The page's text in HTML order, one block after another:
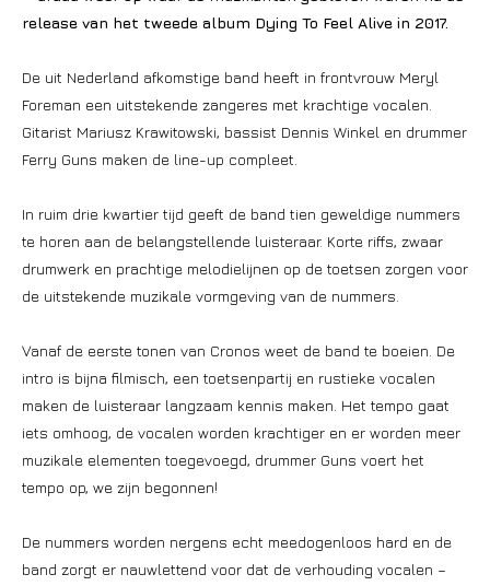
release van het tweede album Dying To Feel Alive in 2017.
De uit Nederland afkomstige band heeft in frontvrouw Meryl
Foreman een uitstekende zangeres met krachtige vocalen.
Gitarist Mariusz Krawitowski, bassist Dennis Winkel en drummer
Ferry Guns maken de line-up compleet.
In ruim drie kwartier tijd geeft de band tien geweldige nummers
te horen aan de belangstellende luisteraar. Korte riffs, zwaar
drumwerk en prachtige melodielijnen op de toetsen zorgen voor
de uitstekende muzikale vormgeving van de nummers.
Vanaf de eerste tonen van Cronos weet de band te boeien. De
intro is bijna filmisch, een toetsenpartij en rustieke vocalen
maken de luisteraar langzaam kennis maken. Het tempo gaat
iets omhoog, de vocalen worden krachtiger en er worden meer
muzikale elementen toegevoegd, drummer Guns voert het
tempo op, we zijn begonnen!
De nummers worden nergens echt meedogenloos hard en de
band zorgt er nauwlettend voor dat de verhouding vocalen –